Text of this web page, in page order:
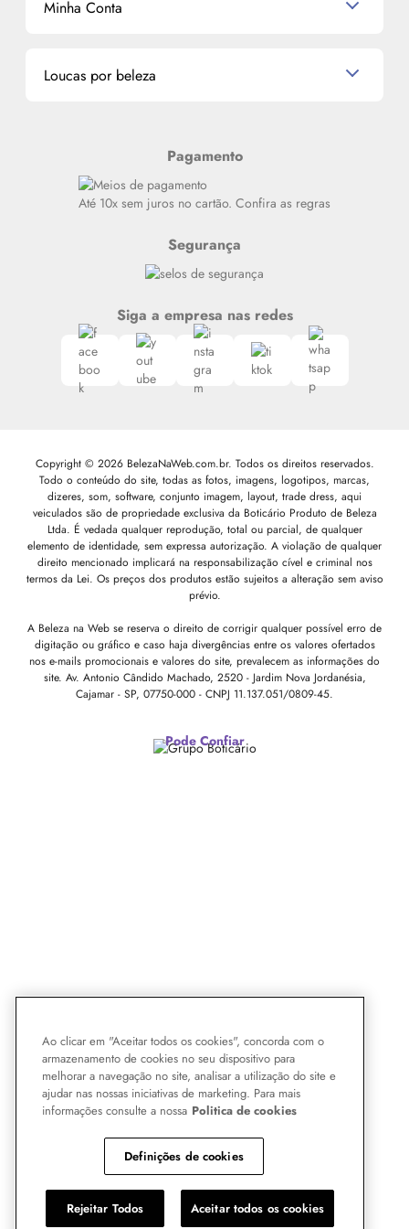
La Vie Est Belle Lancôme
Miniaturas de Produtos de Cabelo
Minha Conta
Meus endereços
Loucas por beleza
Siga nosso canal no Whatsapp
Pagamento
Até 10x sem juros no cartão. Confira as regras
Segurança
Siga a empresa nas redes
Copyright © 2026 BelezaNaWeb.com.br. Todos os direitos reservados.
Todo o conteúdo do site, todas as fotos, imagens, logotipos, marcas,
dizeres, som, software, conjunto imagem, layout, trade dress, aqui
veiculados são de propriedade exclusiva da Boticário Produto de Beleza
Ltda. É vedada qualquer reprodução, total ou parcial, de qualquer
elemento de identidade, sem expressa autorização. A violação de qualquer
direito mencionado implicará na responsabilização cível e criminal nos
termos da Lei. Os preços dos produtos estão sujeitos a alteração sem aviso
prévio.
A Beleza na Web se reserva o direito de corrigir qualquer possível erro de
digitação ou gráfico e caso haja divergências entre os valores ofertados
nos e-mails promocionais e valores do site, prevalecem as informações do
site. Av. Antonio Cândido Machado, 2520 - Jardim Nova Jordanésia,
Cajamar - SP, 07750-000 - CNPJ 11.137.051/0809-45.
Pode Confiar
Ao clicar em "Aceitar todos os cookies", concorda com o
armazenamento de cookies no seu dispositivo para
melhorar a navegação no site, analisar a utilização do site e
ajudar nas nossas iniciativas de marketing. Para mais
informações consulte a nossa Politica de cookies
Definições de cookies
Rejeitar Todos Aceitar todos os cookies